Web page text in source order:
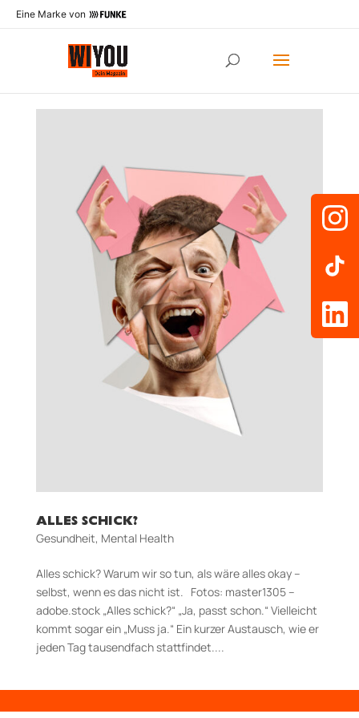
Eine Marke von
ALLES SCHICK?
Gesundheit, Mental Health
Alles schick? Warum wir so tun, als wäre alles okay –
selbst, wenn es das nicht ist. Fotos: master1305 –
adobe.stock „Alles schick?“ „Ja, passt schon.“ Vielleicht
kommt sogar ein „Muss ja.“ Ein kurzer Austausch, wie er
jeden Tag tausendfach stattfindet....